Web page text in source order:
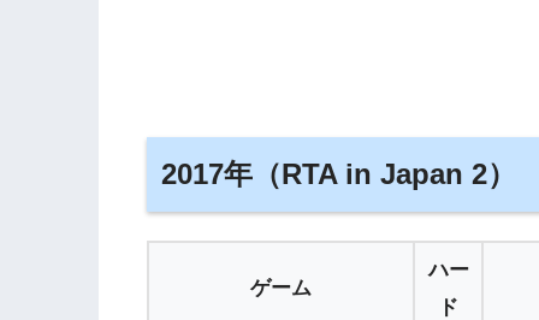
2017年（RTA in Japan 2）
ゲーム
ハー
ド